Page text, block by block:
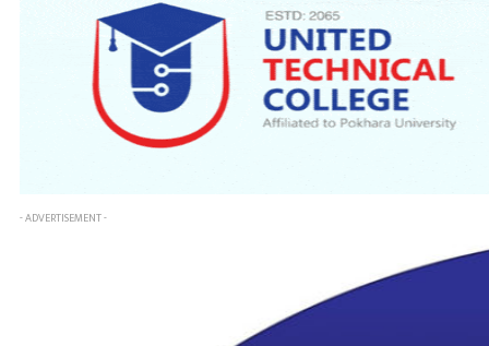
- ADVERTISEMENT -